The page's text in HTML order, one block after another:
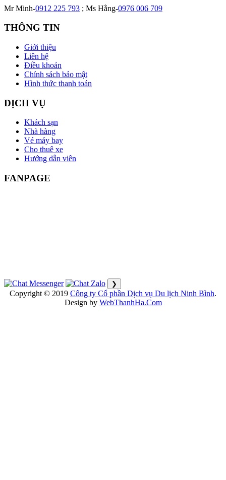
Mr Minh-0912 225 793 ; Ms Hằng-0976 006 709
THÔNG TIN
Giới thiệu
Liên hệ
Điều khoản
Chính sách bảo mật
Hình thức thanh toán
DỊCH VỤ
Khách sạn
Nhà hàng
Vé máy bay
Cho thuê xe
Hướng dẫn viên
FANPAGE
❯
Copyright © 2019 Công ty Cổ phần Dịch vụ Du lịch Ninh Bình.
Design by WebThanhHa.Com